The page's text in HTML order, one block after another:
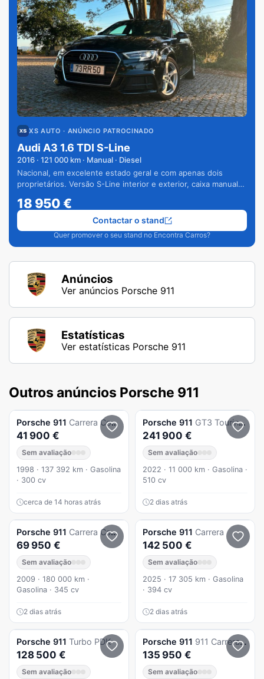
XS AUTO · ANÚNCIO PATROCINADO
Audi A3 1.6 TDI S-Line
2016 · 121 000 km · Manual · Diesel
Nacional, em excelente estado geral e com apenas dois
proprietários. Versão S-Line interior e exterior, caixa manual
18 950€
Quer promover o seu stand no Encontra Carros?
Contactar o stand
Anúncios
Ver anúncios Porsche 911
Estatísticas
Ver estatísticas Porsche 911
Outros anúncios Porsche 911
Porsche 911 Carrera Coupé
41 900 €
Sem avaliação
1998 · 137 392 km · Gasolina
· 300 cv
cerca de 14 horas atrás
Porsche 911 GT3 Touring Package PDK
241 900 €
Sem avaliação
2022 · 11 000 km · Gasolina ·
510 cv
2 dias atrás
Porsche 911 Carrera Cabriolet PDK
69 950 €
Sem avaliação
2009 · 180 000 km ·
Gasolina · 345 cv
2 dias atrás
Porsche 911 Carrera
142 500 €
Sem avaliação
2025 · 17 305 km · Gasolina
· 394 cv
2 dias atrás
Porsche 911 Turbo PDK
128 500 €
Sem avaliação
Porsche 911 911 Carrera Cabriolet PDK
135 950 €
Sem avaliação